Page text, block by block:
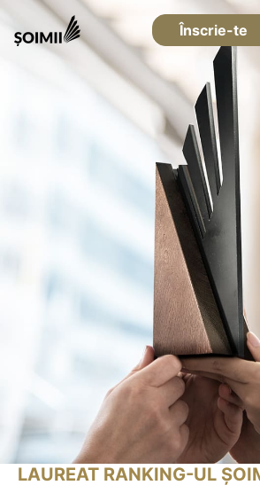
Înscrie-te
LAUREAT RANKING-UL